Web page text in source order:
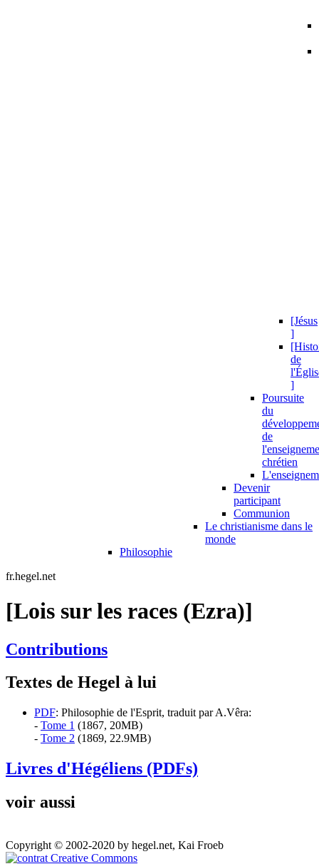
[Jésus
]
de
]
Poursuite
du
de
chrétien
Devenir
participant
Communion
Le christianisme dans le
monde
Philosophie
fr.hegel.net
[Lois sur les races (Ezra)]
Contributions
Textes de Hegel à lui
PDF: Philosophie de l'Esprit, traduit par A.Vêra:
- Tome 1 (1867, 20MB)
- Tome 2 (1869, 22.9MB)
Livres d'Hégéliens (PDFs)
voir aussi
Copyright © 2002-2020 by hegel.net, Kai Froeb